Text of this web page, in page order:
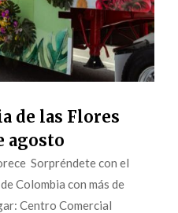
de las Flores
agosto
Sorpréndete con el
Colombia con más de
Centro Comercial